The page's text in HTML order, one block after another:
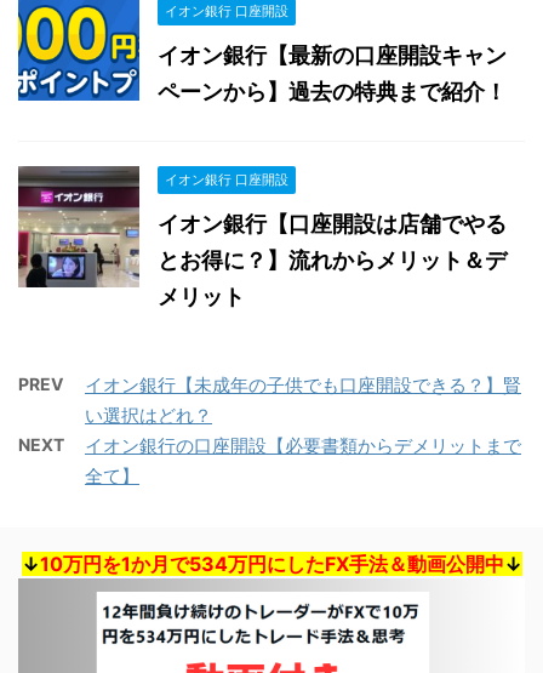
イオン銀行 口座開設
イオン銀行【最新の口座開設キャン
ペーンから】過去の特典まで紹介！
イオン銀行 口座開設
イオン銀行【口座開設は店舗でやる
とお得に？】流れからメリット＆デ
メリット
PREV
イオン銀行【未成年の子供でも口座開設できる？】賢
い選択はどれ？
NEXT
イオン銀行の口座開設【必要書類からデメリットまで
全て】
↓10万円を1か月で534万円にしたFX手法＆動画公開中↓